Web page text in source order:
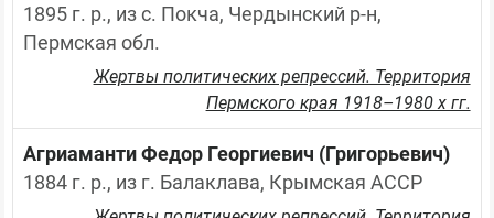
1895 г. р., из с. Покча, Чердынский р-н,
Пермская обл.
Жертвы политических репрессий. Территория
Пермского края 1918–1980 х гг.
Агриаманти Федор Георгиевич (Григорьевич)
1884 г. р., из г. Балаклава, Крымская АССР